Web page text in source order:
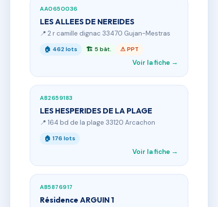
AA0650036
LES ALLEES DE NEREIDES
📍 2 r camille dignac 33470 Gujan-Mestras
🏠 462 lots 🏗 5 bât. ⚠ PPT
Voir la fiche →
AB2659183
LES HESPERIDES DE LA PLAGE
📍 164 bd de la plage 33120 Arcachon
🏠 176 lots
Voir la fiche →
AB5876917
Résidence ARGUIN 1